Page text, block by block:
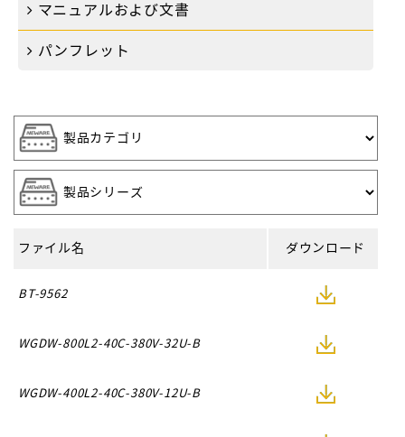
マニュアルおよび文書
パンフレット
ファイル名 ダウンロード
BT-9562
WGDW-800L2-40C-380V-32U-B
WGDW-400L2-40C-380V-12U-B